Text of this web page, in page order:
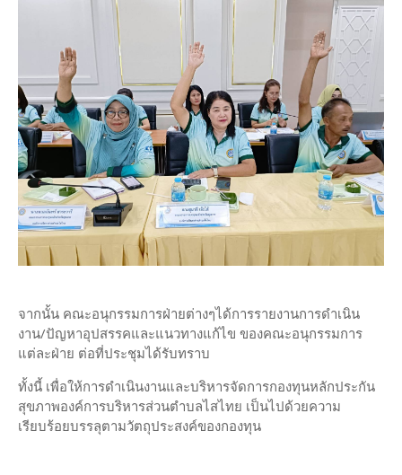
จากนั้น คณะอนุกรรมการฝ่ายต่างๆได้การรายงานการดำเนิน
งาน/ปัญหาอุปสรรคและแนวทางแก้ไข ของคณะอนุกรรมการ
แต่ละฝ่าย ต่อที่ประชุมได้รับทราบ
ทั้งนี้ เพื่อให้การดำเนินงานและบริหารจัดการกองทุนหลักประกัน
สุขภาพองค์การบริหารส่วนตำบลไสไทย เป็นไปด้วยความ
เรียบร้อยบรรลุตามวัตถุประสงค์ของกองทุน